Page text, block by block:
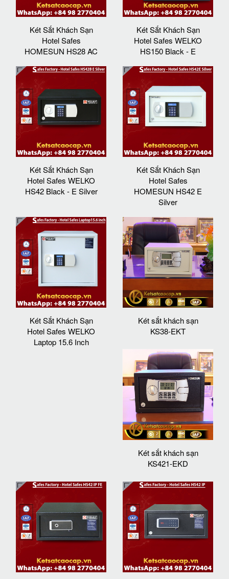
Két Sắt Khách Sạn
Hotel Safes
HOMESUN HS28 AC
Két Sắt Khách Sạn
Hotel Safes WELKO
HS150 Black - E
Két Sắt Khách Sạn
Hotel Safes WELKO
HS42 Black - E Silver
Két Sắt Khách Sạn
Hotel Safes
HOMESUN HS42 E
Silver
Két Sắt Khách Sạn
Hotel Safes WELKO
Laptop 15.6 Inch
Két sắt khách sạn
KS38-EKT
Két sắt khách sạn
KS421-EKD